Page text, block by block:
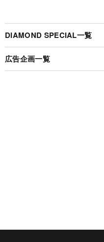
DIAMOND SPECIAL一覧
広告企画一覧